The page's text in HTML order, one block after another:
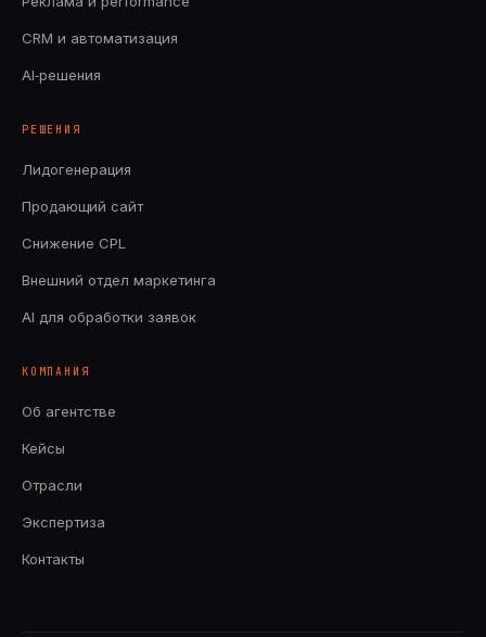
CRM и автоматизация
AI‑решения
РЕШЕНИЯ
Лидогенерация
Продающий сайт
Снижение CPL
Внешний отдел маркетинга
AI для обработки заявок
КОМПАНИЯ
Об агентстве
Кейсы
Отрасли
Экспертиза
Контакты